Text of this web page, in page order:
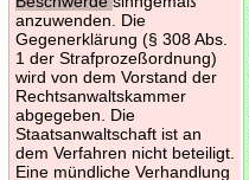
anzuwenden. Die
Gegenerklärung (§ 308 Abs.
1 der Strafprozeßordnung)
wird von dem Vorstand der
Rechtsanwaltskammer
abgegeben. Die
Staatsanwaltschaft ist an
dem Verfahren nicht beteiligt.
Eine mündliche Verhandlung